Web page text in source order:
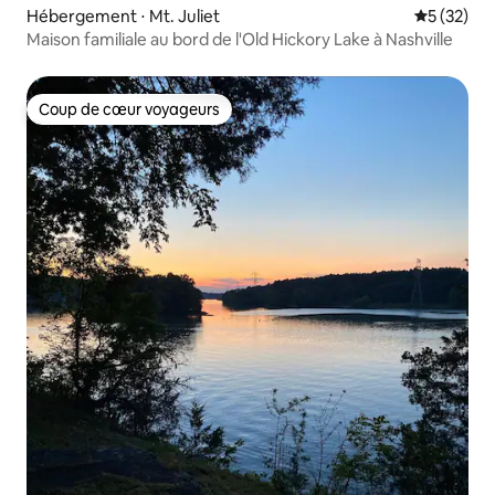
Hébergement ⋅ Mt. Juliet
5 (32)
Maison familiale au bord de l'Old Hickory Lake à Nashville
Coup de cœur voyageurs
Coup de cœur voyageurs